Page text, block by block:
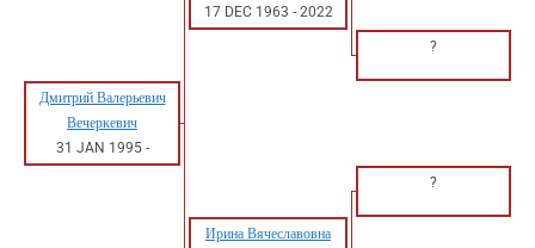
17 DEC 1963 - 2022
?
Дмитрий Валерьевич
Вечеркевич
31 JAN 1995-
?
Ирина Вячеславовна